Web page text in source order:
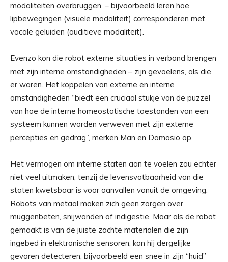
modaliteiten overbruggen’ – bijvoorbeeld leren hoe
lipbewegingen (visuele modaliteit) corresponderen met
vocale geluiden (auditieve modaliteit).
Evenzo kon die robot externe situaties in verband brengen
met zijn interne omstandigheden – zijn gevoelens, als die
er waren. Het koppelen van externe en interne
omstandigheden “biedt een cruciaal stukje van de puzzel
van hoe de interne homeostatische toestanden van een
systeem kunnen worden verweven met zijn externe
percepties en gedrag”, merken Man en Damasio op.
Het vermogen om interne staten aan te voelen zou echter
niet veel uitmaken, tenzij de levensvatbaarheid van die
staten kwetsbaar is voor aanvallen vanuit de omgeving.
Robots van metaal maken zich geen zorgen over
muggenbeten, snijwonden of indigestie. Maar als de robot
gemaakt is van de juiste zachte materialen die zijn
ingebed in elektronische sensoren, kan hij dergelijke
gevaren detecteren, bijvoorbeeld een snee in zijn “huid”